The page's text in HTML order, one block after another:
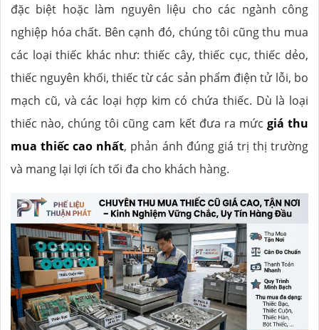
đặc biệt hoặc làm nguyên liệu cho các ngành công
nghiệp hóa chất. Bên cạnh đó, chúng tôi cũng thu mua
các loại thiếc khác như: thiếc cây, thiếc cục, thiếc dẻo,
thiếc nguyên khối, thiếc từ các sản phẩm điện tử lỗi, bo
mạch cũ, và các loại hợp kim có chứa thiếc. Dù là loại
thiếc nào, chúng tôi cũng cam kết đưa ra mức giá thu
mua thiếc cao nhất, phản ánh đúng giá trị thị trường
và mang lại lợi ích tối đa cho khách hàng.